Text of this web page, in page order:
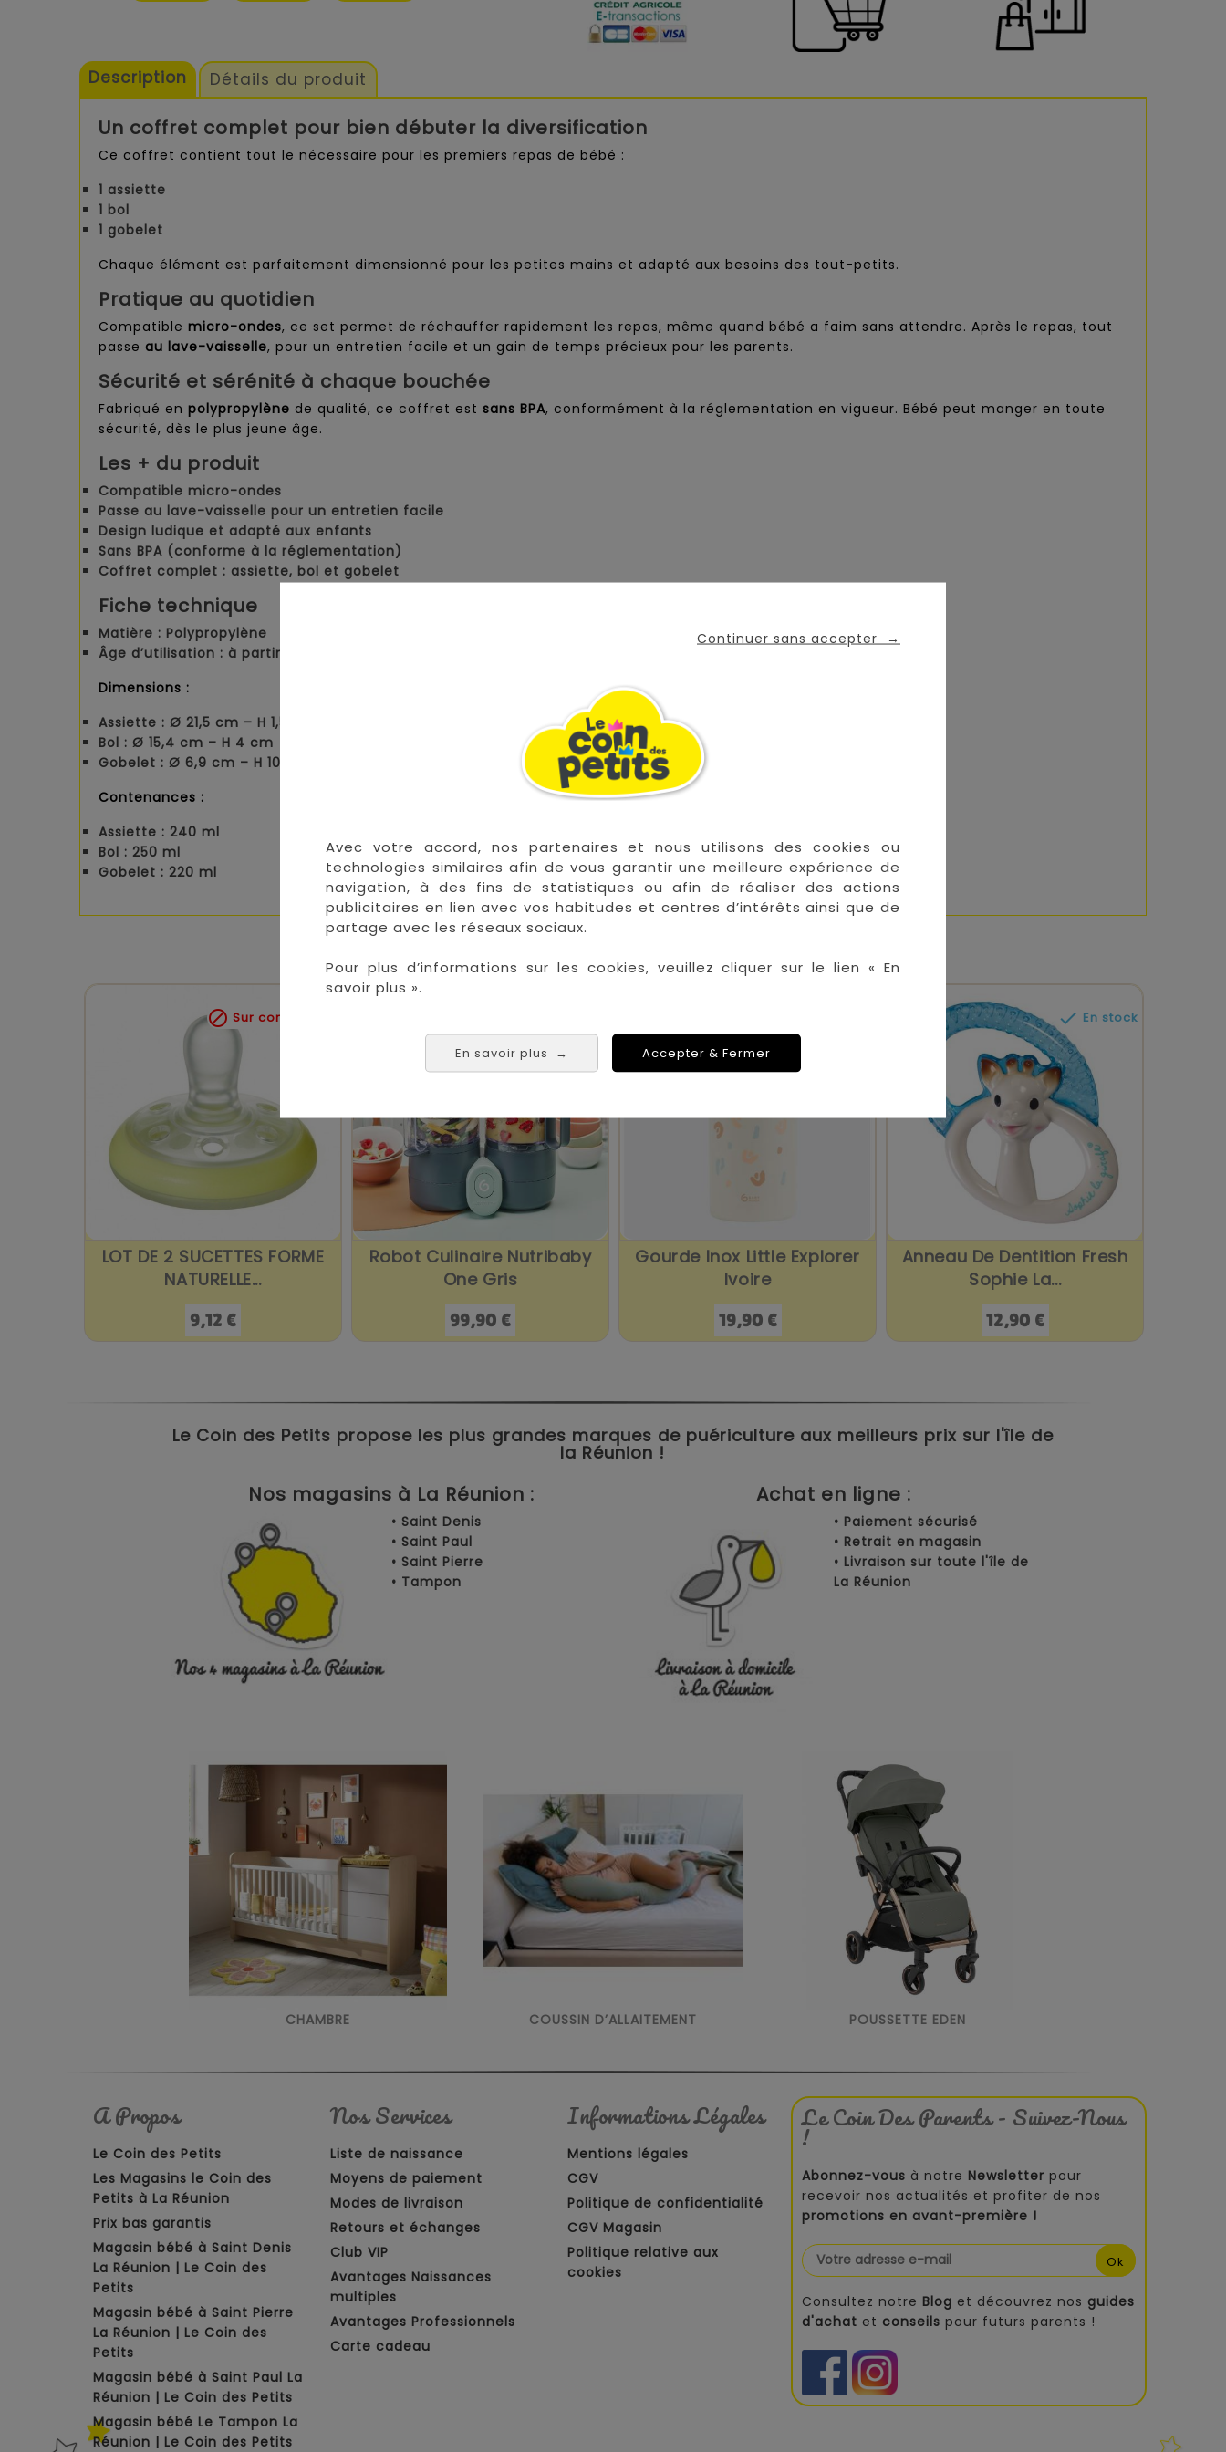
Continuer sans accepter →
Avec votre accord, nos partenaires et nous utilisons des cookies ou
technologies similaires afin de vous garantir une meilleure expérience de
navigation, à des fins de statistiques ou afin de réaliser des actions
publicitaires en lien avec vos habitudes et centres d’intérêts ainsi que de
partage avec les réseaux sociaux.
Pour plus d’informations sur les cookies, veuillez cliquer sur le lien « En
savoir plus ».
En savoir plus → Accepter & Fermer
Description Détails du produit
Un coffret complet pour bien débuter la diversification
Ce coffret contient tout le nécessaire pour les premiers repas de bébé :
1 assiette
1 bol
1 gobelet
Chaque élément est parfaitement dimensionné pour les petites mains et adapté aux besoins des tout-petits.
Pratique au quotidien
Compatible micro-ondes, ce set permet de réchauffer rapidement les repas, même quand bébé a faim sans attendre. Après le repas, tout
passe au lave-vaisselle, pour un entretien facile et un gain de temps précieux pour les parents.
Sécurité et sérénité à chaque bouchée
Fabriqué en polypropylène de qualité, ce coffret est sans BPA, conformément à la réglementation en vigueur. Bébé peut manger en toute
sécurité, dès le plus jeune âge.
Les + du produit
Compatible micro-ondes
Passe au lave-vaisselle pour un entretien facile
Design ludique et adapté aux enfants
Sans BPA (conforme à la réglementation)
Coffret complet : assiette, bol et gobelet
Fiche technique
Matière : Polypropylène
Âge d’utilisation : à partir de 3 mois
Dimensions :
Assiette : Ø 21,5 cm – H 1,5 cm
Bol : Ø 15,4 cm – H 4 cm
Gobelet : Ø 6,9 cm – H 10,5 cm
Contenances :
Assiette : 240 ml
Bol : 250 ml
Gobelet : 220 ml
 Sur commande
LOT DE 2 SUCETTES FORME
NATURELLE...
Prix
9,12 €
Robot Culinaire Nutribaby
One Gris
Prix
99,90 €
Gourde Inox Little Explorer
Ivoire
Prix
19,90 €
 En stock
Anneau De Dentition Fresh
Sophie La...
Prix
12,90 €
Le Coin des Petits propose les plus grandes marques de puériculture aux meilleurs prix sur l'île de
la Réunion !
Nos magasins à La Réunion : Achat en ligne :
• Saint Denis
• Saint Paul
• Saint Pierre
• Tampon
• Paiement sécurisé
• Retrait en magasin
• Livraison sur toute l'île de
La Réunion
CHAMBRE COUSSIN D’ALLAITEMENT POUSSETTE EDEN
A Propos
Le Coin des Petits
Les Magasins le Coin des
Petits à La Réunion
Prix bas garantis
Magasin bébé à Saint Denis
La Réunion | Le Coin des
Petits
Magasin bébé à Saint Pierre
La Réunion | Le Coin des
Petits
Magasin bébé à Saint Paul La
Réunion | Le Coin des Petits
Magasin bébé Le Tampon La
Réunion | Le Coin des Petits
Nos Services
Liste de naissance
Moyens de paiement
Modes de livraison
Retours et échanges
Club VIP
Avantages Naissances
multiples
Avantages Professionnels
Carte cadeau
Informations Légales
Mentions légales
CGV
Politique de confidentialité
CGV Magasin
Politique relative aux
cookies
Le Coin Des Parents - Suivez-Nous
!
Abonnez-vous à notre Newsletter pour
recevoir nos actualités et profiter de nos
promotions en avant-première !
Consultez notre Blog et découvrez nos guides
d'achat et conseils pour futurs parents !